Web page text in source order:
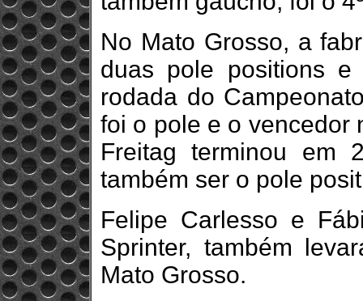
No Mato Grosso, a
duas pole positions
rodada do
foi o pole e o vencedor
Freitag terminou em
também ser o pole
Felipe Carlesso e
Sprinter, também
Mato Grosso.